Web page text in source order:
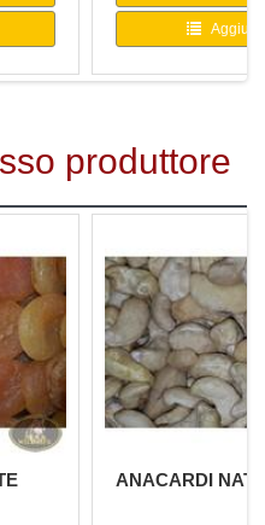
produttore
ANACARDI